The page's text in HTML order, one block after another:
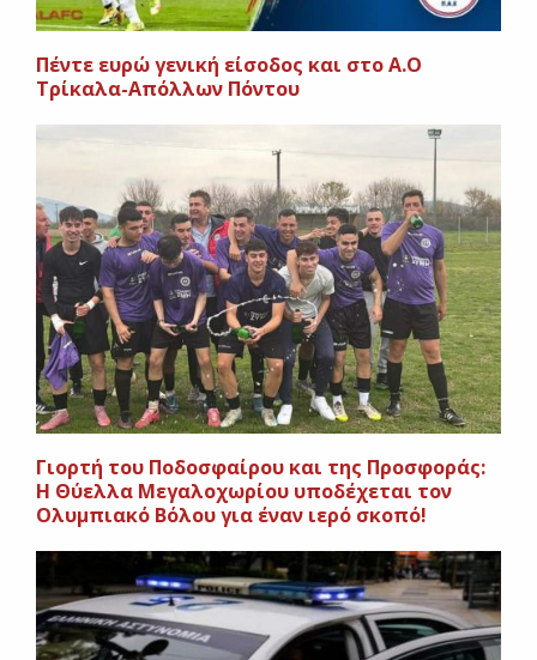
Πέντε ευρώ γενική είσοδος και στο Α.Ο
Τρίκαλα-Απόλλων Πόντου
Γιορτή του Ποδοσφαίρου και της Προσφοράς:
Η Θύελλα Μεγαλοχωρίου υποδέχεται τον
Ολυμπιακό Βόλου για έναν ιερό σκοπό!